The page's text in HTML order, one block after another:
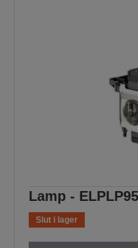
Lamp -
Slut i lager